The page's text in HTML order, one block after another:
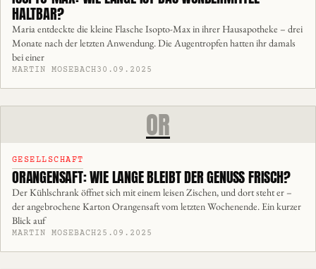
HALTBAR?
Maria entdeckte die kleine Flasche Isopto-Max in ihrer Hausapotheke – drei
Monate nach der letzten Anwendung. Die Augentropfen hatten ihr damals
bei einer
MARTIN MOSEBACH30.09.2025
OR
GESELLSCHAFT
ORANGENSAFT: WIE LANGE BLEIBT DER GENUSS FRISCH?
Der Kühlschrank öffnet sich mit einem leisen Zischen, und dort steht er –
der angebrochene Karton Orangensaft vom letzten Wochenende. Ein kurzer
Blick auf
MARTIN MOSEBACH25.09.2025